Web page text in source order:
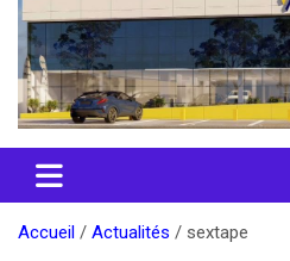
Accueil Actualités sextape